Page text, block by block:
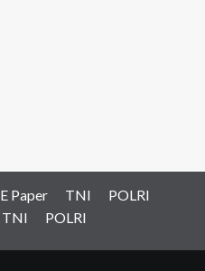
E Paper TNI
POLRI
TNI POLRI